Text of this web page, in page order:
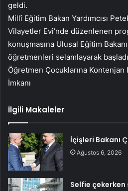
geldi.
Millî Eğitim Bakan Yardımcısı
Vilayetler Evi’nde düzenlenen
konuşmasına Ulusal Eğitim
öğretmenleri selamlayarak
Öğretmen Çocuklarına
İmkanı
İlgili Makaleler
İçişleri Bakanı
Ağustos 6, 2026
Selfie